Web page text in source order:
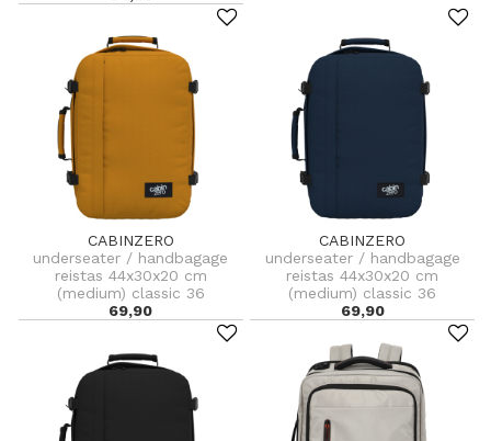
CABINZERO
underseater / handbagage
reistas 44x30x20 cm
(medium) classic 36
69,90
CABINZERO
underseater / handbagage
reistas 44x30x20 cm
(medium) classic 36
69,90